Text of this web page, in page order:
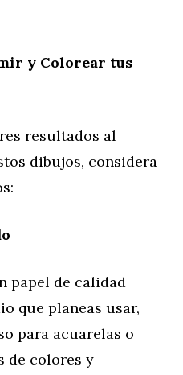
y Colorear tus
resultados al
dibujos, considera
papel de calidad
que planeas usar,
para acuarelas o
de colores y